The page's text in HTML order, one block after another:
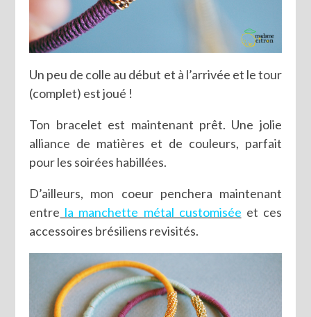
Un peu de colle au début et à l’arrivée et le tour
(complet) est joué !
Ton bracelet est maintenant prêt. Une jolie
alliance de matières et de couleurs, parfait
pour les soirées habillées.
D’ailleurs, mon coeur penchera maintenant
entre la manchette métal customisée et ces
accessoires brésiliens revisités.